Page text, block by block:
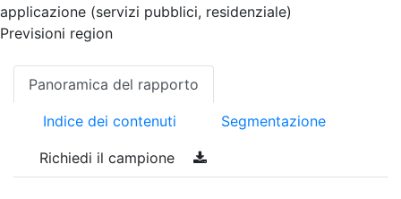
applicazione (servizi pubblici, residenziale)
Previsioni region
Panoramica del rapporto
Indice dei contenuti Segmentazione
Richiedi il campione